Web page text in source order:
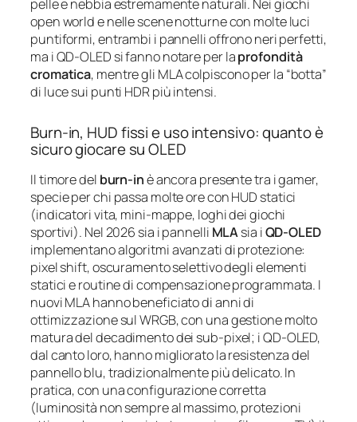
pelle e nebbia estremamente naturali. Nei giochi
open world e nelle scene notturne con molte luci
puntiformi, entrambi i pannelli offrono neri perfetti,
ma i QD‑OLED si fanno notare per laprofondità
cromatica, mentre gli MLA colpiscono per la “botta”
di luce sui punti HDR più intensi.
Burn‑in, HUD fissi e uso intensivo: quanto è
sicuro giocare su OLED
Il timore del burn‑inè ancora presente tra i gamer,
specie per chi passa molte ore con HUD statici
(indicatori vita, mini‑mappe, loghi dei giochi
sportivi). Nel 2026 sia i pannelli MLAsia iQD‑OLED
implementano algoritmi avanzati di protezione:
pixel shift, oscuramento selettivo degli elementi
statici e routine di compensazione programmata. I
nuovi MLA hanno beneficiato di anni di
ottimizzazione sul WRGB, con una gestione molto
matura del decadimento dei sub‑pixel; i QD‑OLED,
dal canto loro, hanno migliorato la resistenza del
pannello blu, tradizionalmente più delicato. In
pratica, con una configurazione corretta
(luminosità non sempre al massimo, protezioni